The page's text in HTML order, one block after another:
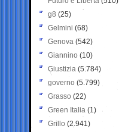
g8 (25)
Gelmini (68)
Genova (542)
Giannino (10)
Giustizia (5.784)
governo (5.799)
Grasso (22)
Green Italia (1)
Grillo (2.941)